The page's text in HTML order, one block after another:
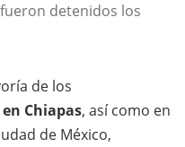
detenidos los
de los
Chiapas, así como en
de México,